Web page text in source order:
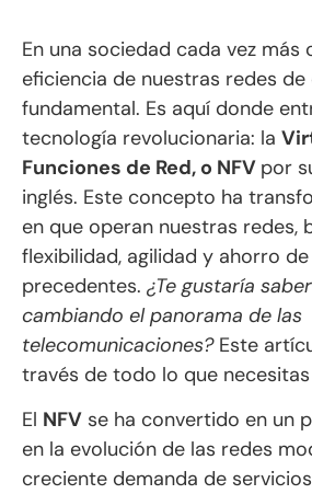
En una sociedad cada vez más
eficiencia de nuestras redes
fundamental. Es aquí donde
tecnología revolucionaria: la
Funciones de Red, o NFV por
inglés. Este concepto ha
en que operan nuestras redes,
flexibilidad, agilidad y ahorro
precedentes. ¿Te gustaría
cambiando el panorama de las
telecomunicaciones?Este
través de todo lo que necesitas
El NFV se ha convertido en un
en la evolución de las redes
creciente demanda de